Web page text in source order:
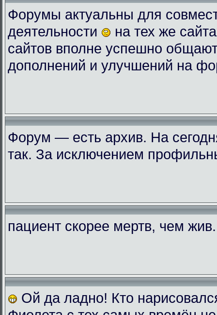
Форумы актуальны для
деятельности
на тех же
сайтов вполне успешно
дополнений и улучшений на
Форум — есть архив. На
так. За исключением
пациент скорее мертв, чем
Ой да ладно! Кто